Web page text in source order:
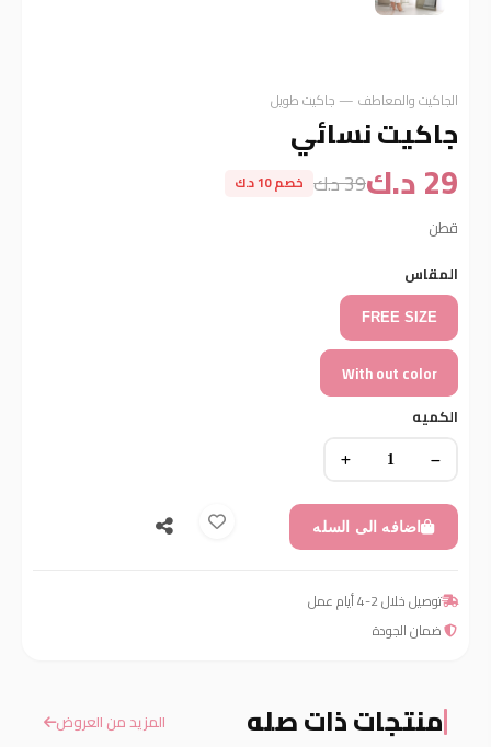
الجاكيت والمعاطف — جاكيت طويل
جاكيت نسائي
29 د.ك 39 د.ك خصم 10 د.ك
قطن
المقاس
FREE SIZE
With out color
الكميه
اضافه الى السله
توصيل خلال 2-4 أيام عمل
ضمان الجودة
منتجات ذات صله المزيد من العروض